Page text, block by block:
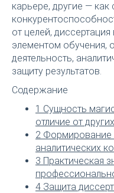
карьере, другие —
от целей,
элементом обучения,
деятельность,
защиту результатов.
Содержание
1 Сущность
отличие от
2 Формирование
аналитических
3 Практическая
4 Защита